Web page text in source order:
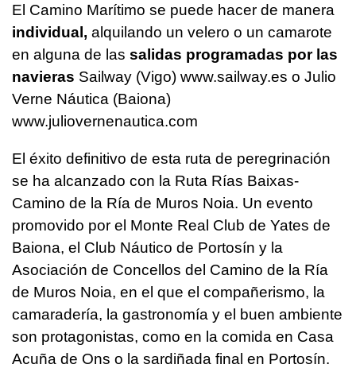
El Camino Marítimo se puede hacer de manera
individual, alquilando un velero o un camarote
en alguna de las salidas programadas por las
navieras Sailway (Vigo) www.sailway.es o Julio
Verne Náutica (Baiona)
www.juliovernenautica.com
El éxito definitivo de esta ruta de peregrinación
se ha alcanzado con la Ruta Rías Baixas-
Camino de la Ría de Muros Noia. Un evento
promovido por el Monte Real Club de Yates de
Baiona, el Club Náutico de Portosín y la
Asociación de Concellos del Camino de la Ría
de Muros Noia, en el que el compañerismo, la
camaradería, la gastronomía y el buen ambiente
son protagonistas, como en la comida en Casa
Acuña de Ons o la sardiñada final en Portosín.